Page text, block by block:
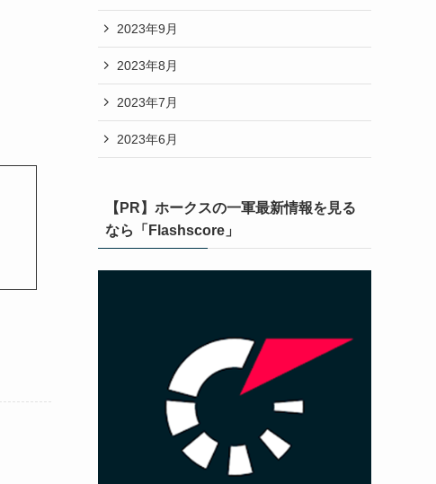
2023年9月
2023年8月
2023年7月
2023年6月
【PR】ホークスの一軍最新情報を見る
なら「Flashscore」